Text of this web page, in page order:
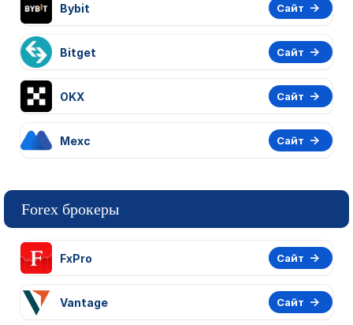
Bybit Сайт
Bitget Сайт
OKX Сайт
Mexc Сайт
Forex брокеры
FxPro Сайт
Vantage Сайт